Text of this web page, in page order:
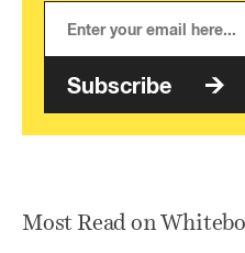
Subscribe
Most Read on